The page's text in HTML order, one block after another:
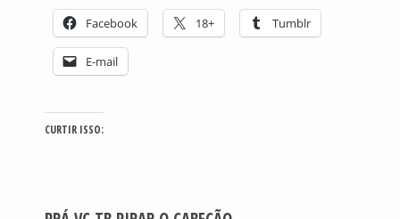
Facebook 18+ Tumblr
E-mail
CURTIR ISSO: